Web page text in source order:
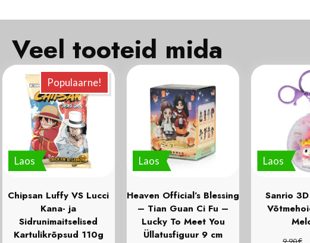
Veel tooteid mida
Laos
Populaarne!
Chipsan Luffy VS Lucci
Kana- ja
Sidrunimaitselised
Kartulikrõpsud 110g
Laos
Heaven Official’s Blessing
– Tian Guan Ci Fu –
Lucky To Meet You
Üllatusfiguur 9 cm
Laos
Sanrio
9,90€